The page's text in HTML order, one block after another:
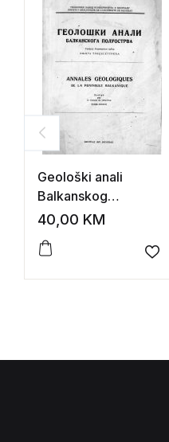
Geološki anali
Balkanskog
poluostrva
40,00 KM